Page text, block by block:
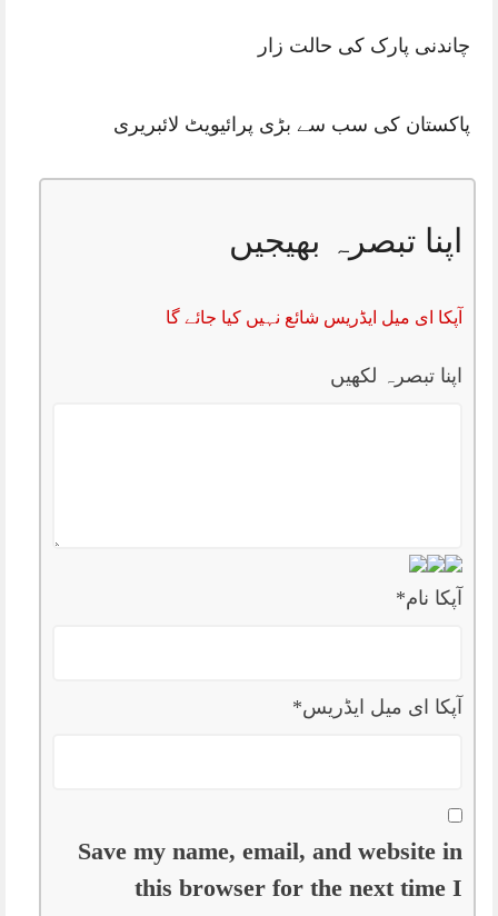
چاندنی پارک کی حالت زار
پاکستان کی سب سے بڑی پرائیویٹ لائبریری
اپنا تبصرہ بھیجیں
آپکا ای میل ایڈریس شائع نہیں کیا جائے گا
اپنا تبصرہ لکھیں
آپکا نام*
آپکا ای میل ایڈریس*
Save my name, email, and website in
this browser for the next time I